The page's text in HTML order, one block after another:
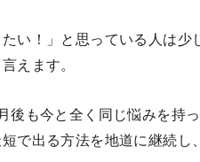
い！」と思っている人は
えます。
後も今と全く同じ悩みを持
で出る方法を地道に継続し